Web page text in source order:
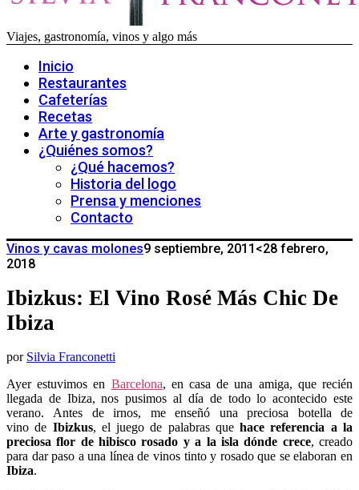
Viajes, gastronomía, vinos y algo más
Inicio
Restaurantes
Cafeterías
Recetas
Arte y gastronomía
¿Quiénes somos?
¿Qué hacemos?
Historia del logo
Prensa y menciones
Contacto
Vinos y cavas molones9 septiembre, 2011 <28 febrero,
2018
Ibizkus: El Vino Rosé Más Chic De
Ibiza
por Silvia Franconetti
Ayer estuvimos en Barcelona, en casa de una amiga, que recién
llegada de Ibiza, nos pusimos al día de todo lo acontecido este
verano. Antes de irnos, me enseñó una preciosa botella de
vino de Ibizkus, el juego de palabras quehace referencia a la
preciosa flor de hibisco rosado y a la isla dónde crece, creado
para dar paso a una línea de vinos tinto y rosado que se elaboran en
Ibiza.